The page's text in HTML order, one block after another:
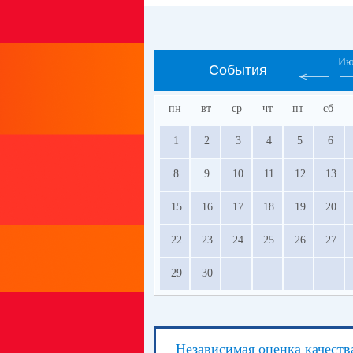
События
пн вт ср чт пт сб
1 2 3 4 5 6
8 9 10 11 12 13
15 16 17 18 19 20
22 23 24 25 26 27
29 30
Независимая оценка